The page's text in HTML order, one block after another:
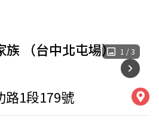
（台中北屯場） 1 / 3
路1段179號